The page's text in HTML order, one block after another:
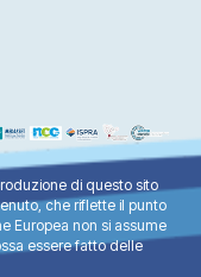
di questo sito
che riflette il punto
Europea non si assume
essere fatto delle